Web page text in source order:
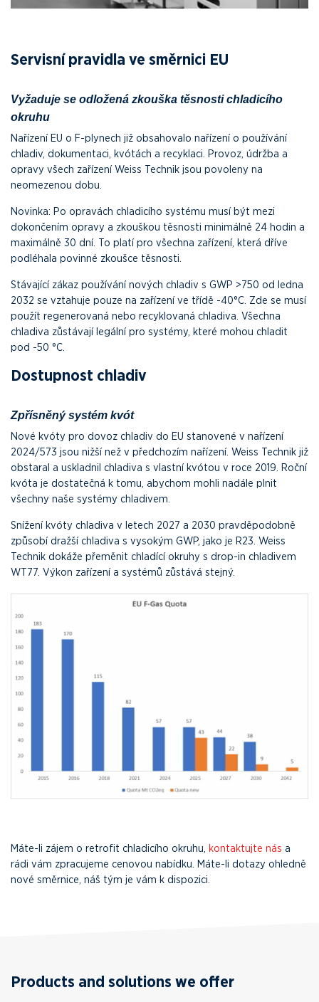
Servisní pravidla ve směrnici EU
Vyžaduje se odložená zkouška těsnosti chladicího
okruhu
Nařízení EU o F-plynech již obsahovalo nařízení o používání
chladiv, dokumentaci, kvótách a recyklaci. Provoz, údržba a
opravy všech zařízení Weiss Technik jsou povoleny na
neomezenou dobu.
Novinka: Po opravách chladicího systému musí být mezi
dokončením opravy a zkouškou těsnosti minimálně 24 hodin a
maximálně 30 dní. To platí pro všechna zařízení, která dříve
podléhala povinné zkoušce těsnosti.
Stávající zákaz používání nových chladiv s GWP >750 od ledna
2032 se vztahuje pouze na zařízení ve třídě -40°C. Zde se musí
použít regenerovaná nebo recyklovaná chladiva. Všechna
chladiva zůstávají legální pro systémy, které mohou chladit
pod -50 °C.
Dostupnost chladiv
Zpřísněný systém kvót
Nové kvóty pro dovoz chladiv do EU stanovené v nařízení
2024/573 jsou nižší než v předchozím nařízení. Weiss Technik již
obstaral a uskladnil chladiva s vlastní kvótou v roce 2019. Roční
kvóta je dostatečná k tomu, abychom mohli nadále plnit
všechny naše systémy chladivem.
Snížení kvóty chladiva v letech 2027 a 2030 pravděpodobně
způsobí dražší chladiva s vysokým GWP, jako je R23. Weiss
Technik dokáže přeměnit chladící okruhy s drop-in chladivem
WT77. Výkon zařízení a systémů zůstává stejný.
Máte-li zájem o retrofit chladicího okruhu, kontaktujte nás a
rádi vám zpracujeme cenovou nabídku. Máte-li dotazy ohledně
nové směrnice, náš tým je vám k dispozici.
Products and solutions we offer